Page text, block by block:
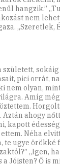
hangzik.”
nem
„Szeretlek,
született,
pici orrát,
nem olyan,
Amíg
Aztán ahogy
kapott
Néha
te ugye örökké
„Igen,
Jóisten? Ő is